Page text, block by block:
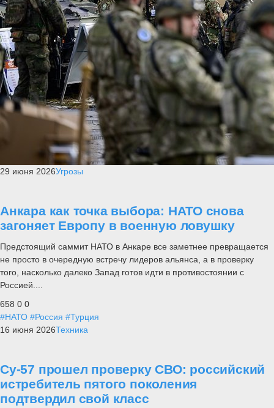
29 июня 2026Угрозы
Анкара как точка выбора: НАТО снова
загоняет Европу в военную ловушку
Предстоящий саммит НАТО в Анкаре все заметнее превращается
не просто в очередную встречу лидеров альянса, а в проверку
того, насколько далеко Запад готов идти в противостоянии с
Россией....
658 0 0
#НАТО #Россия #Турция
16 июня 2026Техника
Су-57 прошел проверку СВО: российский
истребитель пятого поколения
подтвердил свой класс